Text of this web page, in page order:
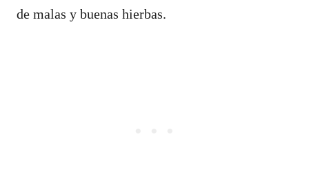
de malas y buenas hierbas.